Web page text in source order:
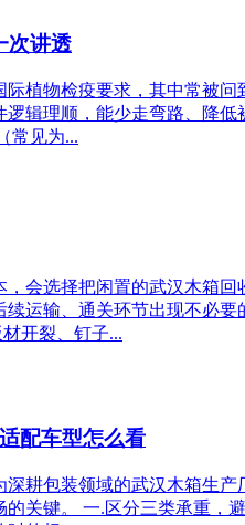
次讲透
植物检疫要求，其中常被
辑理顺，能少走弯路、降
常见为...
会选择把闲置的武汉木箱
运输、通关环节出现不必
开裂、钉子...
配车型怎么看
耕包装领域的武汉木箱生
关键。 一.区分三类承重